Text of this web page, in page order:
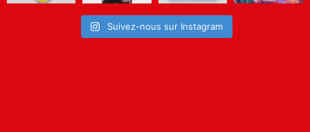
Suivez-nous sur Instagram